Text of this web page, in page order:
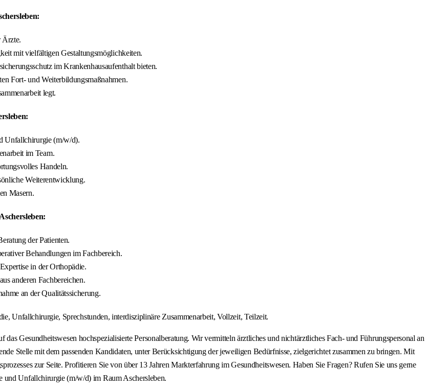
Ärzte.
mit vielfältigen Gestaltungsmöglichkeiten.
im Krankenhausaufenthalt bieten.
Fort- und Weiterbildungsmaßnahmen.
legt.
Unfallchirurgie (m/w/d).
im Team.
Handeln.
Weiterentwicklung.
Masern.
der Patienten.
Behandlungen im Fachbereich.
in der Orthopädie.
anderen Fachbereichen.
an der Qualitätssicherung.
Unfallchirurgie, Sprechstunden, interdisziplinäre Zusammenarbeit, Vollzeit, Teilzeit.
hochspezialisierte Personalberatung. Wir vermitteln ärztliches und nichtärztliches Fach- und Führungspersonal an
Stelle mit dem passenden Kandidaten, unter Berücksichtigung der jeweiligen Bedürfnisse, zielgerichtet zusammen zu bringen. Mit
zur Seite. Profitieren Sie von über 13 Jahren Markterfahrung im Gesundheitswesen. Haben Sie Fragen? Rufen Sie uns gerne
und Unfallchirurgie (m/w/d) im Raum Aschersleben.